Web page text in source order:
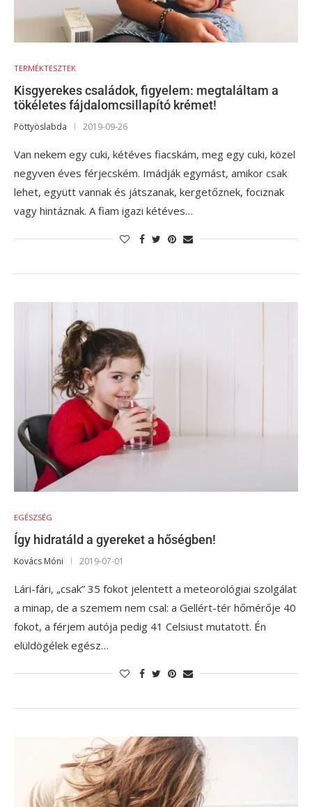
TERMÉKTESZTEK
Kisgyerekes családok, figyelem: megtaláltam a
tökéletes fájdalomcsillapító krémet!
Pöttyöslabda 2019-09-26
Van nekem egy cuki, kétéves fiacskám, meg egy cuki, közel
negyven éves férjecském. Imádják egymást, amikor csak
lehet, együtt vannak és játszanak, kergetőznek, fociznak
vagy hintáznak. A fiam igazi kétéves…
EGÉSZSÉG
Így hidratáld a gyereket a hőségben!
Kovács Móni 2019-07-01
Lári-fári, „csak” 35 fokot jelentett a meteorológiai szolgálat
a minap, de a szemem nem csal: a Gellért-tér hőmérője 40
fokot, a férjem autója pedig 41 Celsiust mutatott. Én
elüldögélek egész…